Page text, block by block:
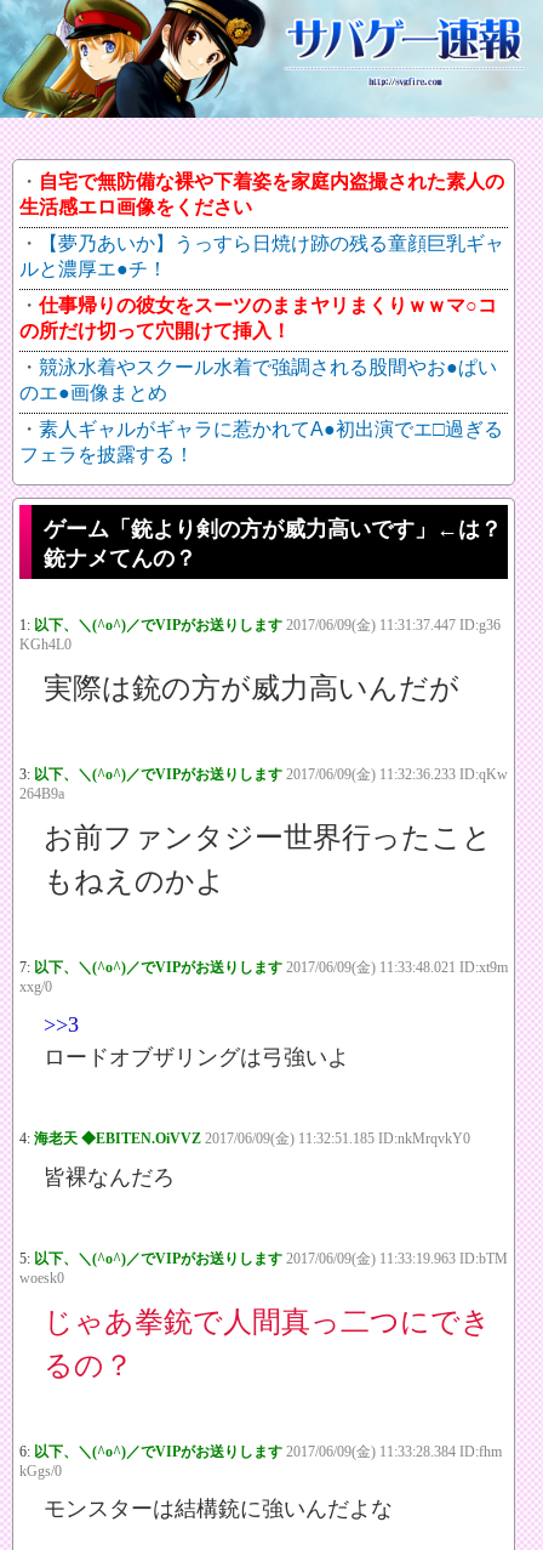
自宅で無防備な裸や下着姿を家庭内盗撮された素人の
生活感エロ画像をください
【夢乃あいか】うっすら日焼け跡の残る童顔巨乳ギャ
ルと濃厚エ●チ！
仕事帰りの彼女をスーツのままヤリまくりｗｗマ○コ
の所だけ切って穴開けて挿入！
競泳水着やスクール水着で強調される股間やお●ぱい
のエ●画像まとめ
素人ギャルがギャラに惹かれてA●初出演でエ□過ぎる
フェラを披露する！
ゲーム「銃より剣の方が威力高いです」←は？
銃ナメてんの？
1: 以下、＼(^o^)／でVIPがお送りします 2017/06/09(金) 11:31:37.447 ID:g36
KGh4L0
実際は銃の方が威力高いんだが
3: 以下、＼(^o^)／でVIPがお送りします 2017/06/09(金) 11:32:36.233 ID:qKw
264B9a
お前ファンタジー世界行ったこと
もねえのかよ
7: 以下、＼(^o^)／でVIPがお送りします 2017/06/09(金) 11:33:48.021 ID:xt9m
xxg/0
>>3
ロードオブザリングは弓強いよ
4: 海老天 ◆EBITEN.OiVVZ 2017/06/09(金) 11:32:51.185 ID:nkMrqvkY0
皆裸なんだろ
5: 以下、＼(^o^)／でVIPがお送りします 2017/06/09(金) 11:33:19.963 ID:bTM
woesk0
じゃあ拳銃で人間真っ二つにでき
るの？
6: 以下、＼(^o^)／でVIPがお送りします 2017/06/09(金) 11:33:28.384 ID:fhm
kGgs/0
モンスターは結構銃に強いんだよな